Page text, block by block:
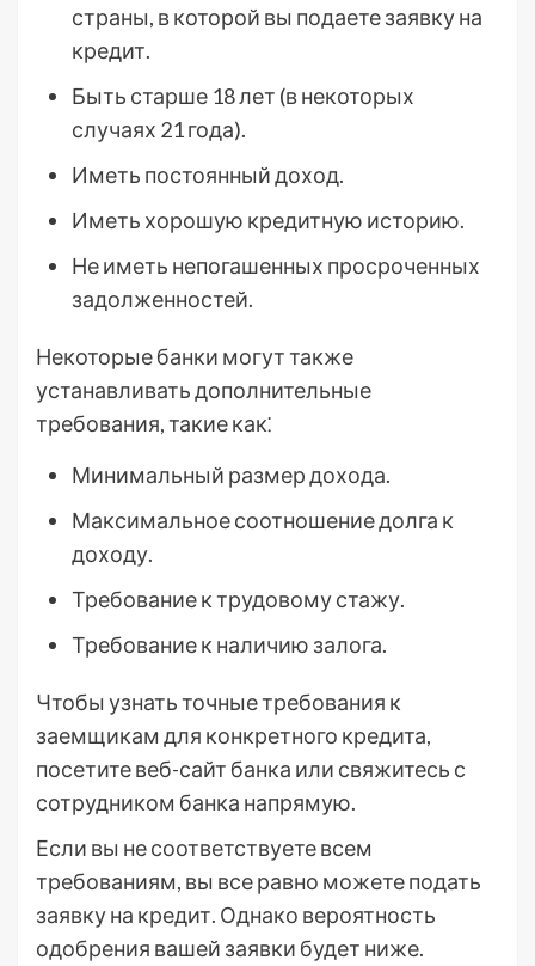
страны, в которой вы подаете заявку на
кредит.
Быть старше 18 лет (в некоторых
случаях 21 года).
Иметь постоянный доход.
Иметь хорошую кредитную историю.
Не иметь непогашенных просроченных
задолженностей.
Некоторые банки могут также
устанавливать дополнительные
требования, такие как⁚
Минимальный размер дохода.
Максимальное соотношение долга к
доходу.
Требование к трудовому стажу.
Требование к наличию залога.
Чтобы узнать точные требования к
заемщикам для конкретного кредита,
посетите веб-сайт банка или свяжитесь с
сотрудником банка напрямую.
Если вы не соответствуете всем
требованиям, вы все равно можете подать
заявку на кредит. Однако вероятность
одобрения вашей заявки будет ниже.